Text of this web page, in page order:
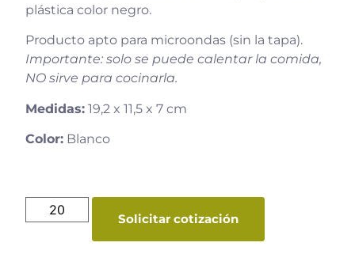
plástica color negro.
Producto apto para microondas (sin la tapa).
Importante: solo se puede calentar la comida,
NO sirve para cocinarla.
Medidas: 19,2 x 11,5 x 7 cm
Color: Blanco
Solicitar cotización